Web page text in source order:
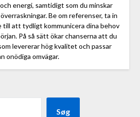
energi, samtidigt som du minskar
Be om referenser, ta in
att tydligt kommunicera dina behov
På så sätt ökar chanserna att du
levererar hög kvalitet och passar
onödiga omvägar.
Søg